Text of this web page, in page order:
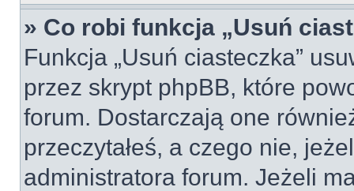
» Co robi funkcja „Usuń
Funkcja „Usuń ciasteczka”
przez skrypt phpBB, które
forum. Dostarczają one
przeczytałeś, a czego nie,
administratora forum. Jeżeli